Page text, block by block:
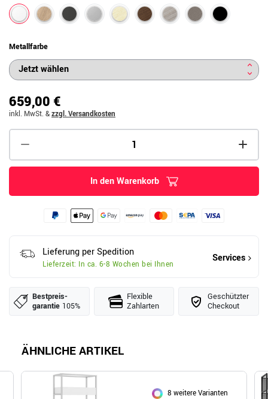
Metallfarbe
659,00 €
inkl. MwSt. &zzgl. Versandkosten
In den Warenkorb
Lieferung per Spedition
Lieferzeit: In ca. 6-8 Wochen bei Ihnen
Services
Bestpreis­
garantie 105%
Flexible
Zahlarten
Geschützter
Checkout
ÄHNLICHE ARTIKEL
8 weitere Varianten